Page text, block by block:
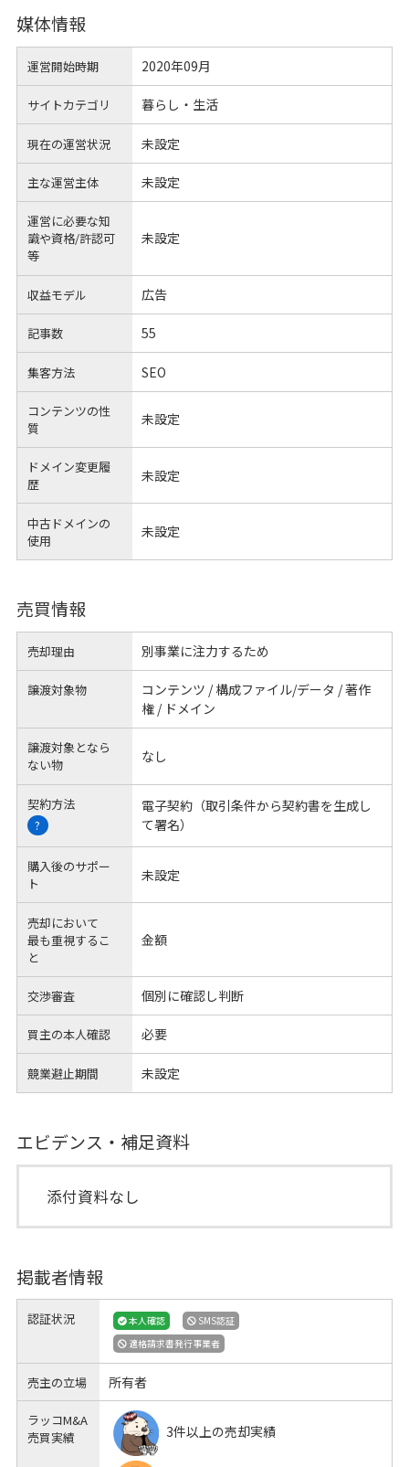
媒体情報
運営開始時期 2020年09月
サイトカテゴリ 暮らし・生活
現在の運営状況 未設定
主な運営主体 未設定
運営に必要な知
識や資格/許認可
等
未設定
収益モデル 広告
記事数 55
集客方法 SEO
コンテンツの性
質
未設定
ドメイン変更履
歴
未設定
中古ドメインの
使用
未設定
売買情報
売却理由 別事業に注力するため
譲渡対象物
コンテンツ / 構成ファイル/データ / 著作
権 / ドメイン
譲渡対象となら
ない物
なし
契約方法
?
電子契約（取引条件から契約書を生成し
て署名）
購入後のサポー
ト
未設定
売却において
最も重視するこ
と
金額
交渉審査 個別に確認し判断
買主の本人確認 必要
競業避止期間 未設定
エビデンス・補足資料
添付資料なし
掲載者情報
認証状況 本人確認
SMS認証
適格請求書発行事業者
売主の立場 所有者
ラッコM&A
売買実績
3件以上の売却実績